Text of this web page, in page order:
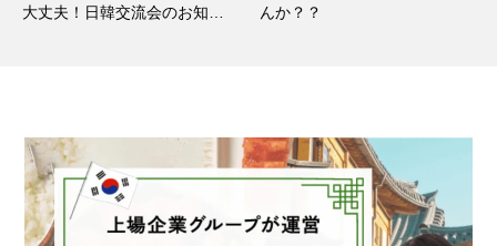
んか？？
ポッサムのレシピをご紹介☆